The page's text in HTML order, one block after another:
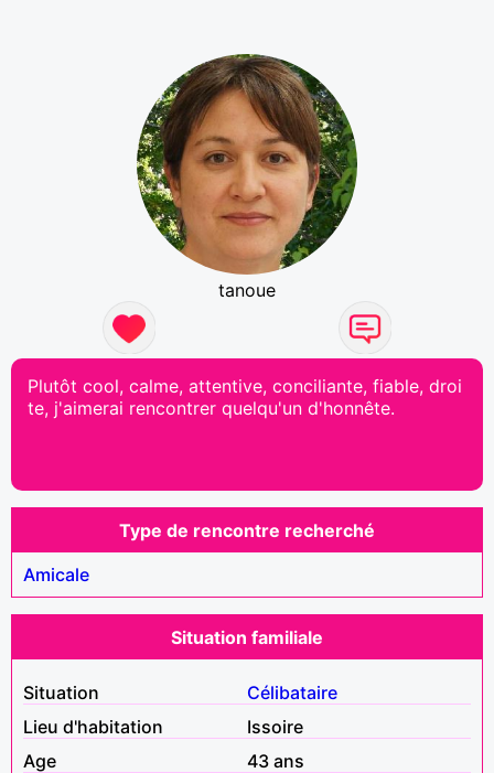
tanoue
Plutôt cool, calme, attentive, conciliante, fiable, droi
te, j'aimerai rencontrer quelqu'un d'honnête.
Type de rencontre recherché
Amicale
Situation familiale
Situation
Célibataire
Lieu d'habitation
Issoire
Age
43 ans